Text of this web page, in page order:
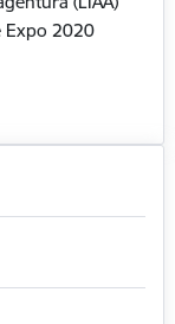
Expo 2020